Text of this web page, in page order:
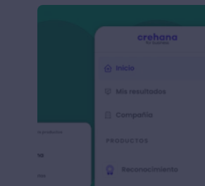
Desarrollo: mejoramos la